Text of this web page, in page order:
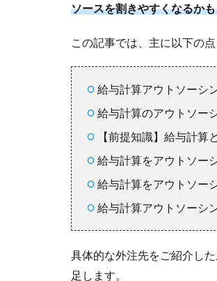
ソースを割きやすくなるか
この記事では、主に以下の点
給与計算アウトソーシ
給与計算のアウトソー
【前提知識】給与計
給与計算をアウトソー
給与計算をアウトソー
給与計算アウトソーシ
具体的な外注先をご紹介し
足します。